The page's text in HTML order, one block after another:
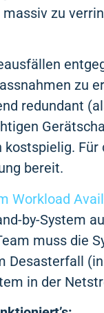
zu
zu
redundant
kostspielig.
bereit.
Workload
by-System
muss die
Desasterfall
in der